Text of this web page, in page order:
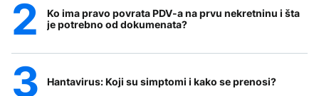
Ko ima pravo povrata PDV-a na prvu nekretninu i šta
je potrebno od dokumenata?
Hantavirus: Koji su simptomi i kako se prenosi?